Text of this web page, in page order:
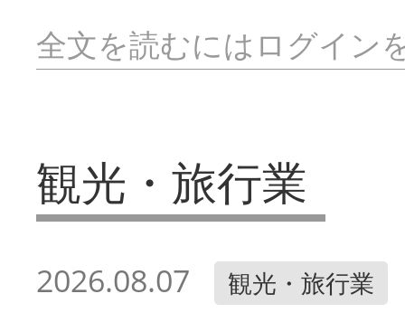
全文を読むにはログイン
観光・旅行業
2026.08.07 観光・旅行業